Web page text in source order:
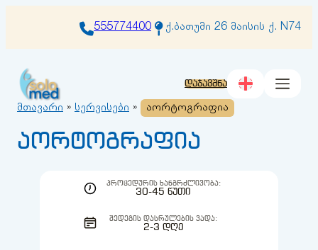
555774400 ქ.ბათუმი 26 მაისის ქ. N74
დაჯავშნა
მთავარი » სერვისები » აორტოგრაფია
აორტოგრაფია
ᲞᲠᲝᲪᲔᲓᲣᲠᲘᲡ ᲮᲐᲜᲒᲠᲫᲚᲘᲕᲝᲑᲐ:
30-45 ᲬᲣᲗᲘ
ᲨᲔᲓᲔᲒᲘᲡ ᲓᲐᲡᲠᲣᲚᲔᲑᲘᲡ ᲕᲐᲓᲐ:
2-3 ᲓᲦᲔ